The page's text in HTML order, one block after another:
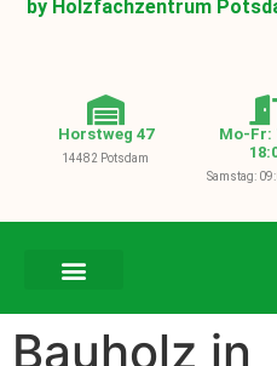
by Holzfachzentrum
Horstweg 47
14482 Potsdam
Mo-Fr:
Samstag:
Bauholz in